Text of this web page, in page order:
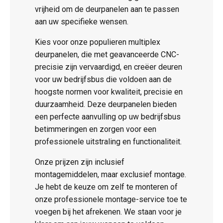
vrijheid om de deurpanelen aan te passen
aan uw specifieke wensen.
Kies voor onze populieren multiplex
deurpanelen, die met geavanceerde CNC-
precisie zijn vervaardigd, en creëer deuren
voor uw bedrijfsbus die voldoen aan de
hoogste normen voor kwaliteit, precisie en
duurzaamheid. Deze deurpanelen bieden
een perfecte aanvulling op uw bedrijfsbus
betimmeringen en zorgen voor een
professionele uitstraling en functionaliteit.
Onze prijzen zijn inclusief
montagemiddelen, maar exclusief montage.
Je hebt de keuze om zelf te monteren of
onze professionele montage-service toe te
voegen bij het afrekenen. We staan voor je